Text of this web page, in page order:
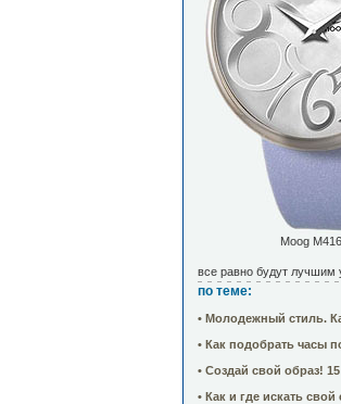
Moog
все равно будут лучшим
по теме:
• Молодежный стиль.
• Как подобрать часы
• Создай свой образ!
• Как и где искать свой